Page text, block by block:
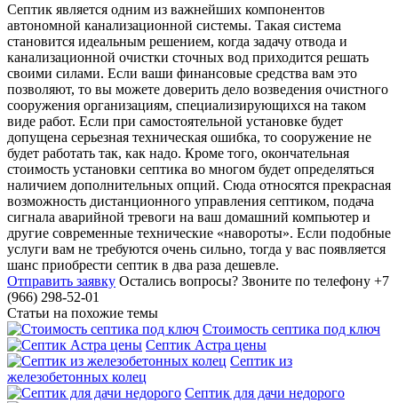
Септик является одним из важнейших компонентов
автономной канализационной системы. Такая система
становится идеальным решением, когда задачу отвода и
канализационной очистки сточных вод приходится решать
своими силами. Если ваши финансовые средства вам это
позволяют, то вы можете доверить дело возведения очистного
сооружения организациям, специализирующихся на таком
виде работ. Если при самостоятельной установке будет
допущена серьезная техническая ошибка, то сооружение не
будет работать так, как надо. Кроме того, окончательная
стоимость установки септика во многом будет определяться
наличием дополнительных опций. Сюда относятся прекрасная
возможность дистанционного управления септиком, подача
сигнала аварийной тревоги на ваш домашний компьютер и
другие современные технические «навороты». Если подобные
услуги вам не требуются очень сильно, тогда у вас появляется
шанс приобрести септик в два раза дешевле.
Отправить заявку Остались вопросы? Звоните по телефону +7
(966) 298-52-01
Статьи на похожие темы
Стоимость септика под ключ
Септик Астра цены
Септик из
железобетонных колец
Септик для дачи недорого